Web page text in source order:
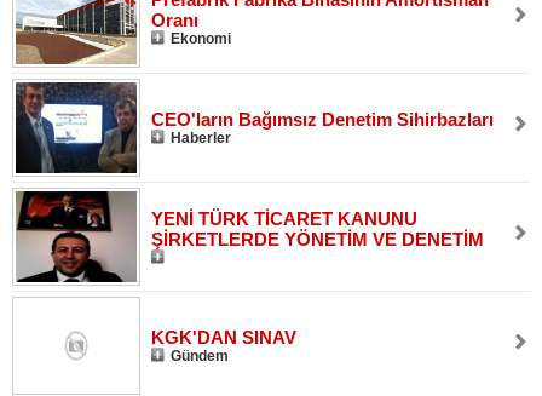
Oranı
Ekonomi
CEO'ların Bağımsız Denetim Sihirbazları
Haberler
YENİ TÜRK TİCARET KANUNU
ŞİRKETLERDE YÖNETİM VE DENETİM
KGK'DAN SINAV
Gündem